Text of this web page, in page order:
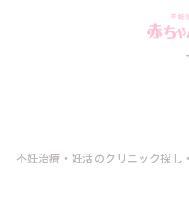
不妊治療・妊活のクリニック探し